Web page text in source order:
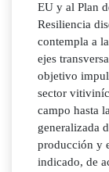
EU y al Plan
Resiliencia
contempla a
ejes
objetivo
sector
campo hasta
generalizada
producción y
indicado, de